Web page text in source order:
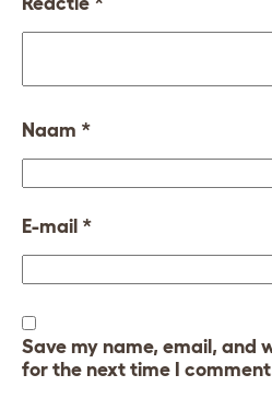
Naam *
E-mail *
Save my name, email, and
for the next time I